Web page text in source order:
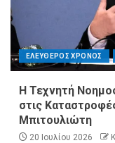
ΕΛΕΥΘΕΡΟΣ ΧΡΟΝΟΣ
Η Τεχνητή
στις
Μπιτουλιώτη
20 Ιουλίου 2026